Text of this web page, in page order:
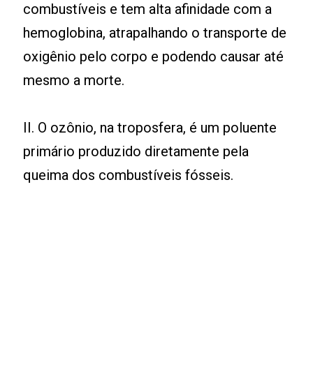
combustíveis e tem alta afinidade com a
hemoglobina, atrapalhando o transporte de
oxigênio pelo corpo e podendo causar até
mesmo a morte.
II. O ozônio, na troposfera, é um poluente
primário produzido diretamente pela
queima dos combustíveis fósseis.